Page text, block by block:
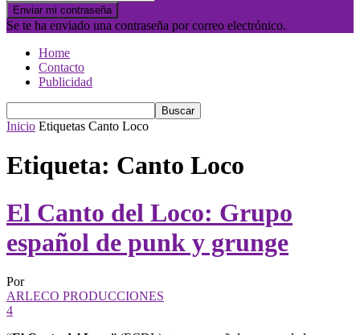
Se te ha enviado una contraseña por correo electrónico.
Home
Contacto
Publicidad
Inicio Etiquetas Canto Loco
Etiqueta: Canto Loco
El Canto del Loco: Grupo
español de punk y grunge
Por
ARLECO PRODUCCIONES
4